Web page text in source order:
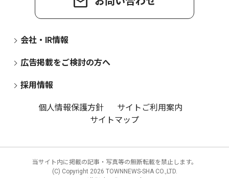
会社・IR情報
広告掲載をご検討の方へ
採用情報
個人情報保護方針
サイトご利用案内
サイトマップ
当サイト内に掲載の記事・写真等の無断転載を禁止します。
(C) Copyright 2026 TOWNNEWS-SHA CO.,LTD.